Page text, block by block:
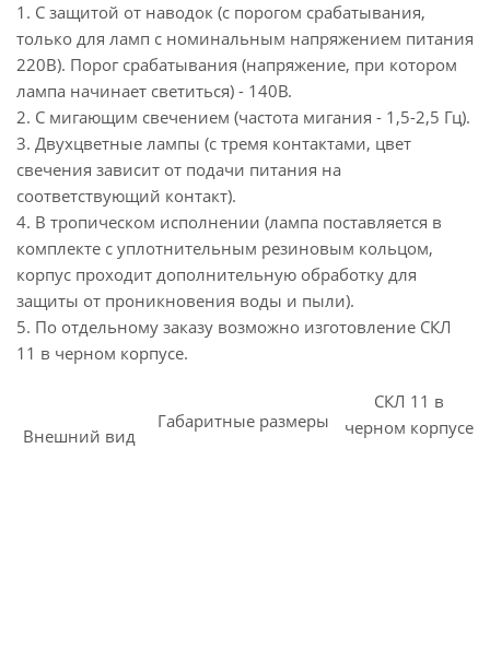
1. С защитой от наводок (с порогом срабатывания,
только для ламп с номинальным напряжением питания
220В). Порог срабатывания (напряжение, при котором
лампа начинает светиться) - 140В.
2. С мигающим свечением (частота мигания - 1,5-2,5 Гц).
3. Двухцветные лампы (с тремя контактами, цвет
свечения зависит от подачи питания на
соответствующий контакт).
4. В тропическом исполнении (лампа поставляется в
комплекте с уплотнительным резиновым кольцом,
корпус проходит дополнительную обработку для
защиты от проникновения воды и пыли).
5. По отдельному заказу возможно изготовление СКЛ
11 в черном корпусе.
Внешний вид
Габаритные размеры
СКЛ 11 в
черном корпусе